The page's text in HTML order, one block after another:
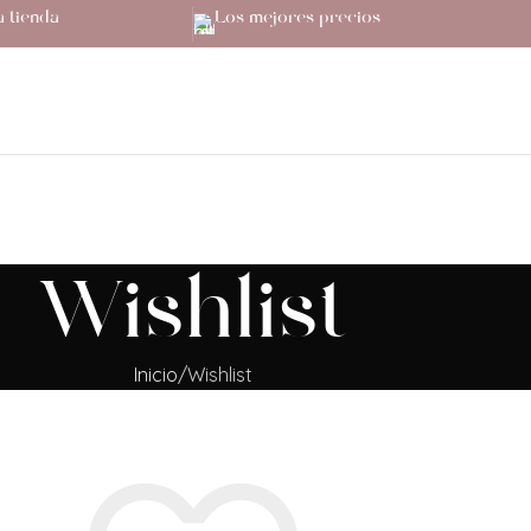
Wishlist
Inicio Wishlist
tienda Los mejores precios